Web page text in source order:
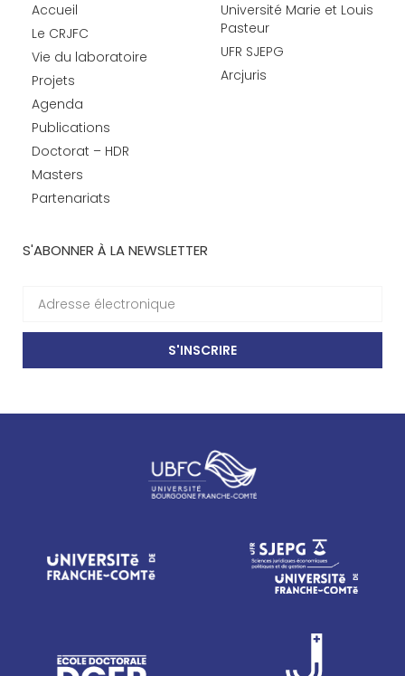
Accueil
Le CRJFC
Vie du laboratoire
Projets
Agenda
Publications
Doctorat – HDR
Masters
Partenariats
Université Marie et Louis
Pasteur
UFR SJEPG
Arcjuris
S'ABONNER À LA NEWSLETTER
S'INSCRIRE